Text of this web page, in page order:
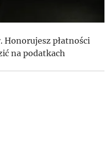
Honorujesz płatności
na podatkach